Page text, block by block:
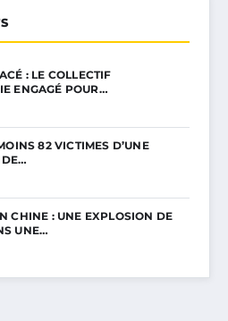
: LE COLLECTIF
ENGAGÉ POUR…
82 VICTIMES D’UNE
DE…
CHINE : UNE EXPLOSION DE
UNE…